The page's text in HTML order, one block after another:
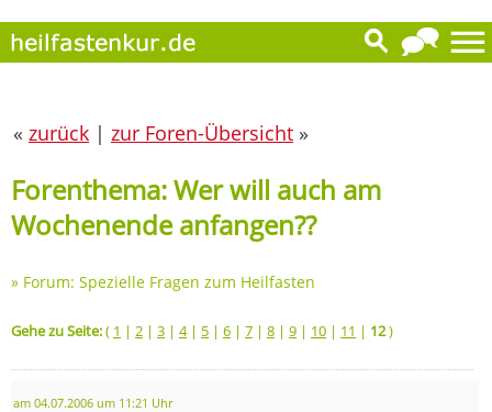
« zurück | zur Foren-Übersicht »
Forenthema: Wer will auch am
Wochenende anfangen??
» Forum: Spezielle Fragen zum Heilfasten
Gehe zu Seite:( 1 | 2 | 3 | 4| 5 | 6 | 7 | 8 | 9 | 10 | 11 | 12)
am 04.07.2006 um 11:21 Uhr